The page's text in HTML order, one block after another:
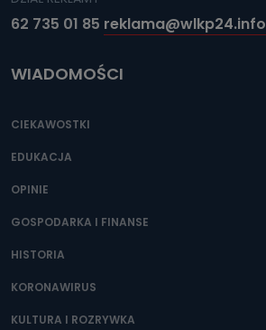
62 735 01 85 reklama@wlkp24.info
WIADOMOŚCI
CIEKAWOSTKI
EDUKACJA
OPINIE
GOSPODARKA I FINANSE
HISTORIA
KORONAWIRUS
KULTURA I ROZRYWKA